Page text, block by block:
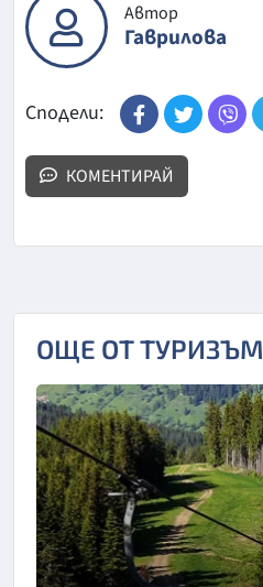
Автор
Гаврилова
Сподели:
КОМЕНТИРАЙ
ОЩЕ ОТ ТУРИЗЪМ